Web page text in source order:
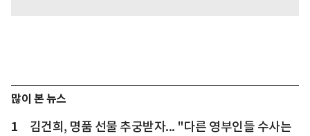
많이 본 뉴스
1
김건희, 명품 선물 추궁받자... "다른 영부인들 수사는